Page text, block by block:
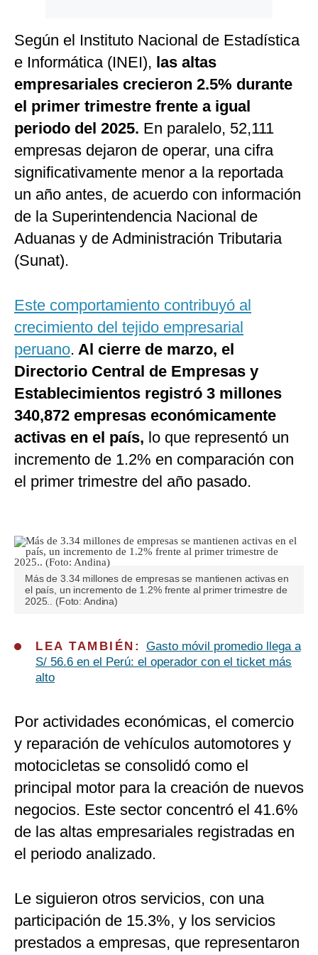
Según el Instituto Nacional de Estadística
e Informática (INEI), las altas
empresariales crecieron 2.5% durante
el primer trimestre frente a igual
periodo del 2025. En paralelo, 52,111
empresas dejaron de operar, una cifra
significativamente menor a la reportada
un año antes, de acuerdo con información
de la Superintendencia Nacional de
Aduanas y de Administración Tributaria
(Sunat).
Este comportamiento contribuyó al
crecimiento del tejido empresarial
peruano. Al cierre de marzo, el
Directorio Central de Empresas y
Establecimientos registró 3 millones
340,872 empresas económicamente
activas en el país, lo que representó un
incremento de 1.2% en comparación con
el primer trimestre del año pasado.
Más de 3.34 millones de empresas se mantienen activas en
el país, un incremento de 1.2% frente al primer trimestre de
2025.. (Foto: Andina)
LEA TAMBIÉN: Gasto móvil promedio llega a
S/ 56.6 en el Perú: el operador con el ticket más
alto
Por actividades económicas, el comercio
y reparación de vehículos automotores y
motocicletas se consolidó como el
principal motor para la creación de nuevos
negocios. Este sector concentró el 41.6%
de las altas empresariales registradas en
el periodo analizado.
Le siguieron otros servicios, con una
participación de 15.3%, y los servicios
prestados a empresas, que representaron